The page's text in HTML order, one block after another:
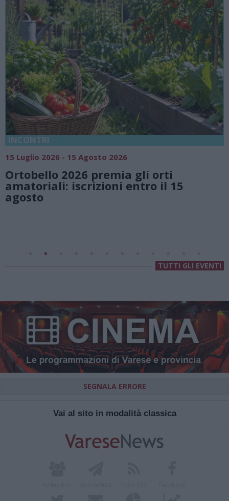
18 Luglio 2026 - 15 Agosto 2026
Vivi l’estate a Villa Fogazzaro Roi. Tra
natura e atmosfere senza tempo sul
Lago di Lugano
Valsolda
TUTTI GLI EVENTI
SEGNALA ERRORE
Vai al sito in modalità classica